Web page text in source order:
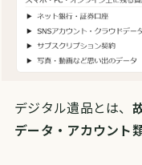
デジタル遺品とは、
データ・アカウント